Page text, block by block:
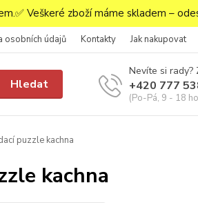
Veškeré zboží máme skladem –
osobních údajů Kontakty Jak nakupovat
Hledat
Nevíte si rady?
+420 777
(Po-Pá, 9 - 18
puzzle kachna
kachna